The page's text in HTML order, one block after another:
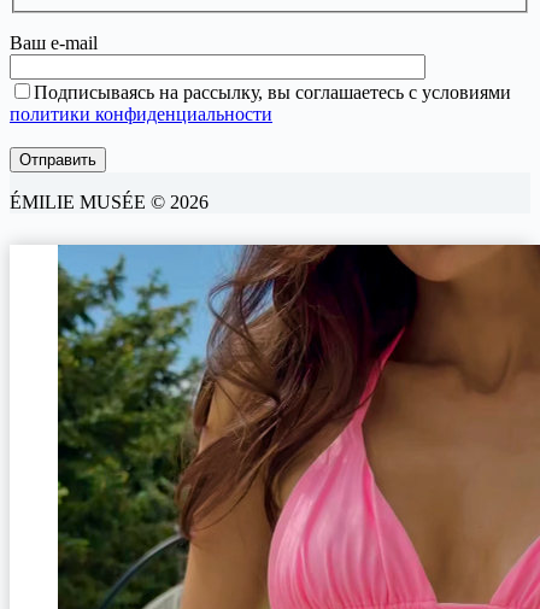
Ваш e-mail
Подписываясь на рассылку, вы соглашаетесь с условиями
политики конфиденциальности
ÉMILIE MUSÉE © 2026